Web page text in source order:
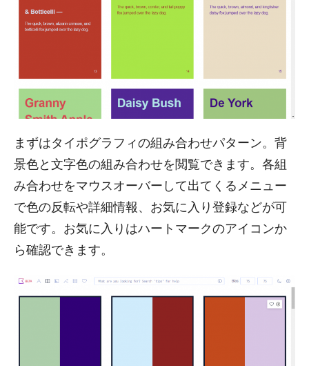
まずはタイポグラフィの組み合わせパターン。背
景色と文字色の組み合わせを閲覧できます。各組
み合わせをマウスオーバーして出てくるメニュー
で色の反転や詳細情報、お気に入り登録などが可
能です。お気に入りはハートマークのアイコンか
ら確認できます。